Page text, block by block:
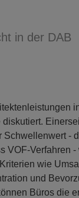
in der DAB
-
VOF-Verfahren
wie
und
Büros die